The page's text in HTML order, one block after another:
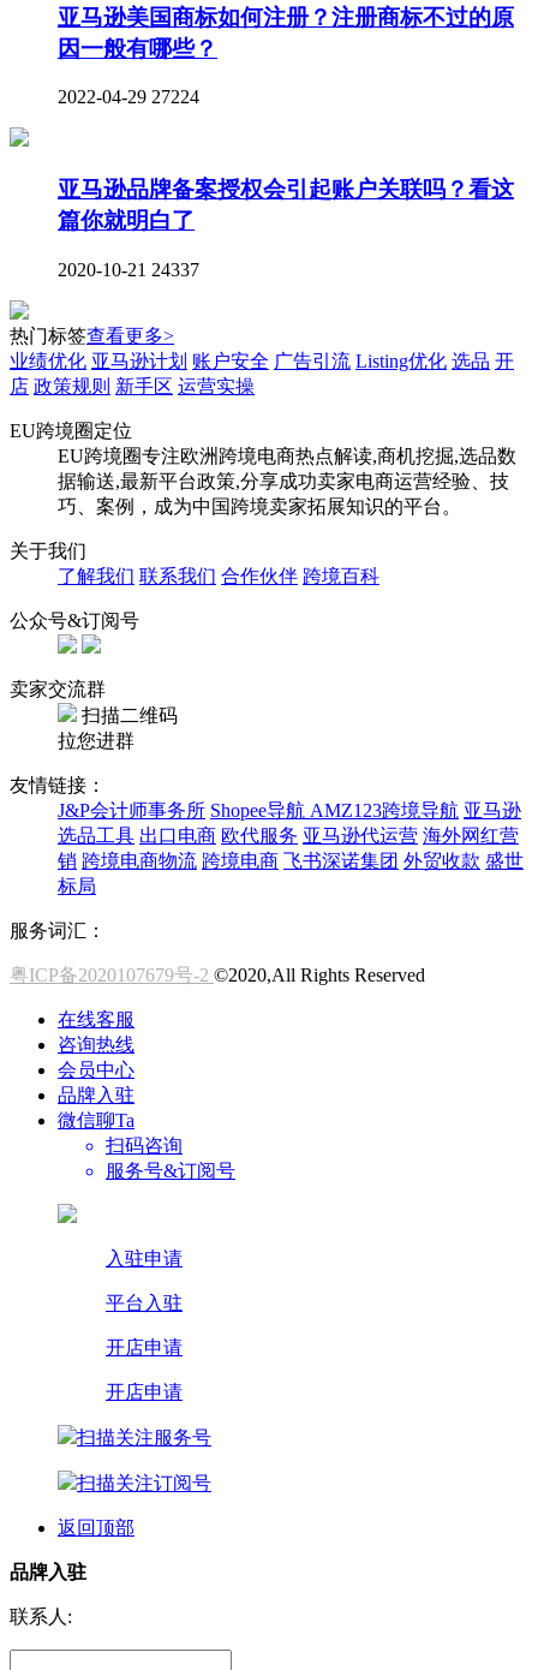
亚马逊美国商标如何注册？注册商标不过的原
因一般有哪些？
2022-04-29 27224
亚马逊品牌备案授权会引起账户关联吗？看这
篇你就明白了
2020-10-21 24337
热门标签查看更多>
业绩优化 亚马逊计划 账户安全 广告引流 Listing优化 选品 开
店 政策规则 新手区 运营实操
EU跨境圈定位
EU跨境圈专注欧洲跨境电商热点解读,商机挖掘,选品数
据输送,最新平台政策,分享成功卖家电商运营经验、技
巧、案例，成为中国跨境卖家拓展知识的平台。
关于我们
了解我们 联系我们 合作伙伴 跨境百科
公众号&订阅号
卖家交流群
扫描二维码
拉您进群
友情链接：
J&P会计师事务所 Shopee导航 AMZ123跨境导航 亚马逊
选品工具 出口电商 欧代服务 亚马逊代运营 海外网红营
销 跨境电商物流 跨境电商 飞书深诺集团 外贸收款 盛世
标局
服务词汇：
粤ICP备2020107679号-2 ©2020,All Rights Reserved
在线客服
咨询热线
会员中心
品牌入驻
微信聊Ta
扫码咨询
服务号&订阅号
入驻申请
平台入驻
开店申请
开店申请
扫描关注服务号
扫描关注订阅号
返回顶部
品牌入驻
联系人: